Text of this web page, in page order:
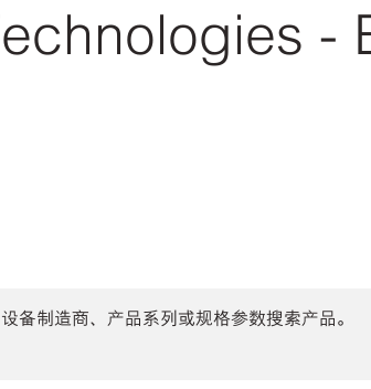
-
备制造商、产品系列或规格参数搜索产品。